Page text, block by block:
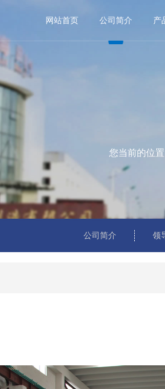
网站首页 公司简介 产
您当前的位置
公司简介 领